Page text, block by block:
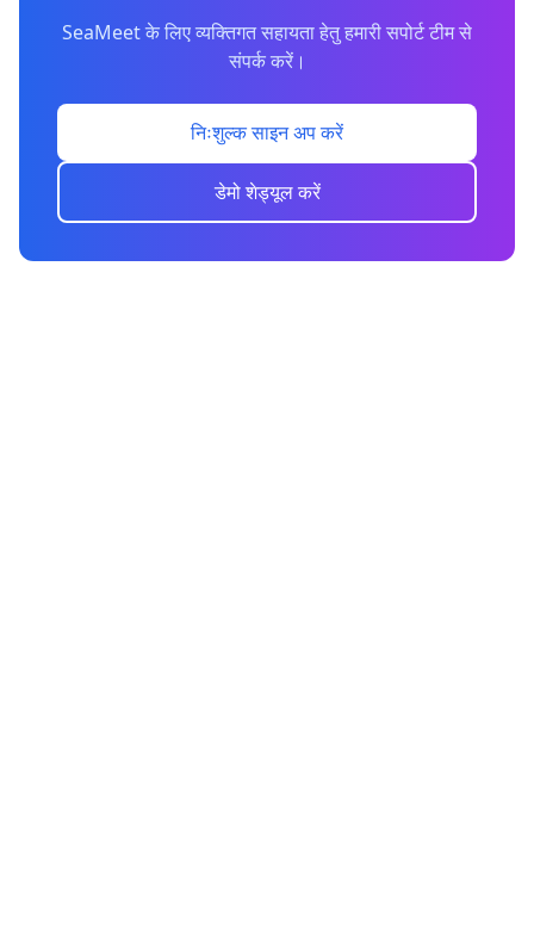
SeaMeet के लिए व्यक्तिगत सहायता हेतु हमारी सपोर्ट टीम से
संपर्क करें।
निःशुल्क साइन अप करें
डेमो शेड्यूल करें